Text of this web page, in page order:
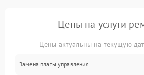
Цены на услуги
Цены актуальны на текущую
Замена платы управления